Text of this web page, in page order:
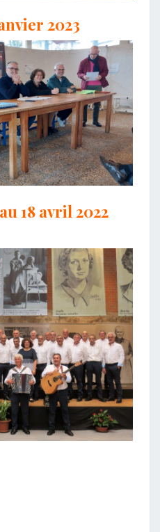
2023
18 avril 2022